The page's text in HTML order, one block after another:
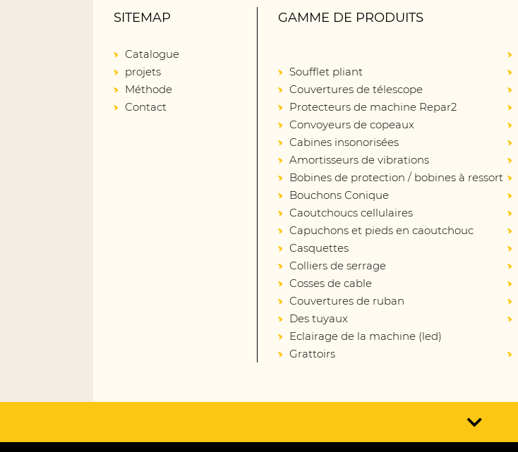
SITEMAP
Catalogue
projets
Méthode
Contact
GAMME DE PRODUITS
Soufflet pliant
Couvertures de télescope
Protecteurs de machine Repar2
Convoyeurs de copeaux
Cabines insonorisées
Amortisseurs de vibrations
Bobines de protection / bobines à ressort
Bouchons Conique
Caoutchoucs cellulaires
Capuchons et pieds en caoutchouc
Casquettes
Colliers de serrage
Cosses de cable
Couvertures de ruban
Des tuyaux
Eclairage de la machine (led)
Grattoirs